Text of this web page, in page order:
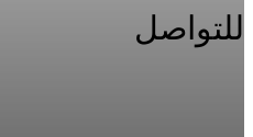
للتواصل